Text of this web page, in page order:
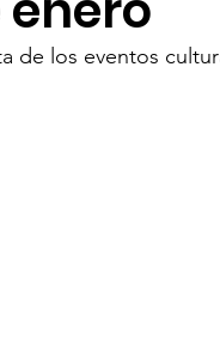
de los eventos